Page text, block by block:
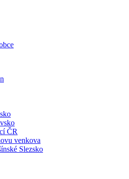
ČR
venkova
Slezsko